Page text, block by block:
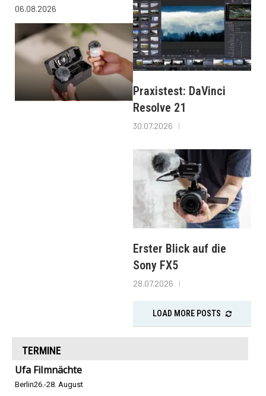
06.08.2026
Praxistest: DaVinci
Resolve 21
30.07.2026
Erster Blick auf die
Sony FX5
28.07.2026
LOAD MORE POSTS
TERMINE
Ufa Filmnächte
Berlin26.-28. August